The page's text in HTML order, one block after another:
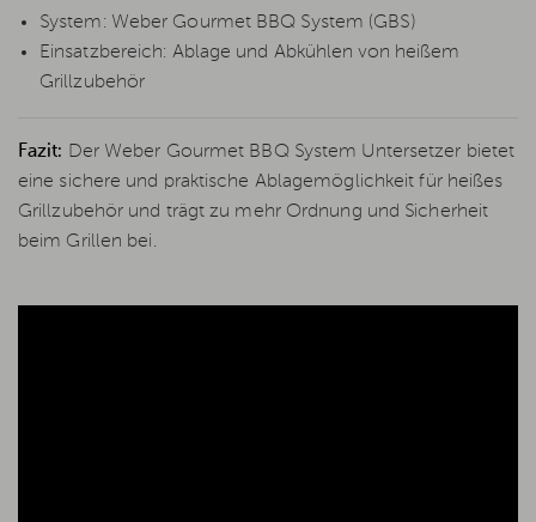
System: Weber Gourmet BBQ System (GBS)
Einsatzbereich: Ablage und Abkühlen von heißem
Grillzubehör
Fazit: Der Weber Gourmet BBQ System Untersetzer bietet
eine sichere und praktische Ablagemöglichkeit für heißes
Grillzubehör und trägt zu mehr Ordnung und Sicherheit
beim Grillen bei.